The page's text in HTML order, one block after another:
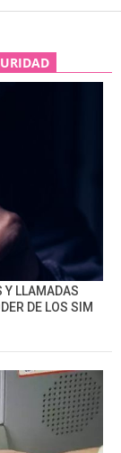
Y LLAMADAS
DE LOS SIM